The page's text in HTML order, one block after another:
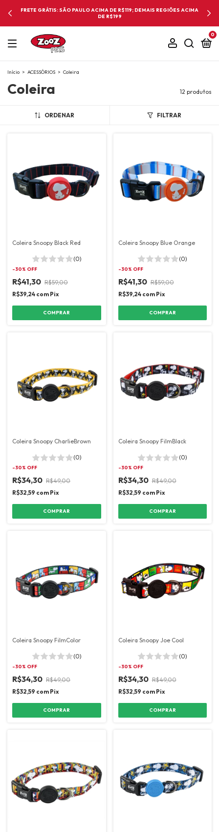
FRETE GRÁTIS: SÃO PAULO ACIMA DE R$119; DEMAIS REGIÕES ACIMA
DE R$199
0
Início > ACESSÓRIOS > Coleira
Coleira 12 produtos
ORDENAR FILTRAR
Coleira Snoopy Black Red
(0)
-30% OFF
R$41,30 R$59,00
R$39,24 com Pix
COMPRAR
Coleira Snoopy Blue Orange
(0)
-30% OFF
R$41,30 R$59,00
R$39,24 com Pix
COMPRAR
Coleira Snoopy CharlieBrown
(0)
-30% OFF
R$34,30 R$49,00
R$32,59 com Pix
COMPRAR
Coleira Snoopy FilmBlack
(0)
-30% OFF
R$34,30 R$49,00
R$32,59 com Pix
COMPRAR
Coleira Snoopy FilmColor
(0)
-30% OFF
R$34,30 R$49,00
R$32,59 com Pix
COMPRAR
Coleira Snoopy Joe Cool
(0)
-30% OFF
R$34,30 R$49,00
R$32,59 com Pix
COMPRAR